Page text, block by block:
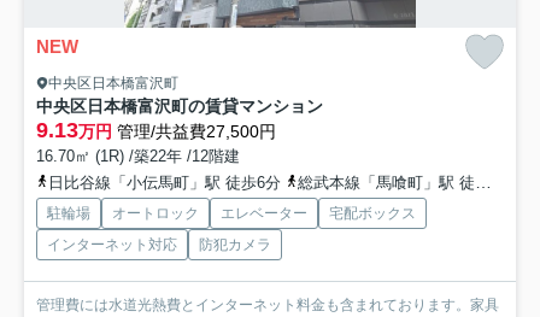
NEW
中央区日本橋富沢町
中央区日本橋富沢町の賃貸マンション
9.13万円 管理/共益費27,500円
16.70㎡ (1R) /築22年 /12階建
日比谷線「小伝馬町」駅 徒歩6分
総武本線「馬喰町」駅 徒歩5分
駐輪場 オートロック エレベーター
宅配ボックス
インターネット対応
防犯カメラ
管理費には水道光熱費とインターネット料金も含まれております。家具